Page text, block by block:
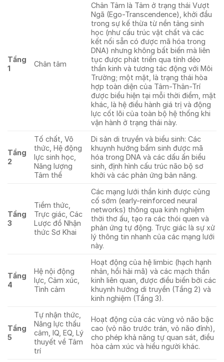
Tầng
1
Chân tâm
Chân Tâm là Tâm ở trạng thái Vượt
Ngã (Ego-Transcendence), khởi đầu
trong sự kế thừa từ nền tảng sinh
học (như cấu trúc vật chất và các
kết nối sẵn có được mã hóa trong
DNA) nhưng không bất biến mà liên
tục được phát triển qua tính dẻo
thần kinh và tương tác động với Môi
Trường; một mặt, là trạng thái hòa
hợp toàn diện của Tâm-Thân-Trí
được biểu hiện tại mỗi thời điểm, mặt
khác, là hệ điều hành giá trị và động
lực cốt lõi của toàn bộ hệ thống khi
vận hành ở trạng thái này.
Tầng
2
Tố chất, Vô
thức, Hệ động
lực sinh học,
Năng lượng
Tâm thể
Di sản di truyền và biểu sinh: Các
khuynh hướng bẩm sinh được mã
hóa trong DNA và các dấu ấn biểu
sinh, định hình cấu trúc não bộ sơ
khởi và các phản ứng bản năng.
Tầng
3
Tiềm thức,
Trực giác, Các
Lược đồ Nhận
thức Sơ Khai
Các mạng lưới thần kinh được củng
cố sớm (early-reinforced neural
networks) thông qua kinh nghiệm
thời thơ ấu, tạo ra các thói quen và
phản ứng tự động. Trực giác là sự xử
lý thông tin nhanh của các mạng lưới
này.
Tầng
4
Hệ nội động
lực, Cảm xúc,
Tình cảm
Hoạt động của hệ limbic (hạch hạnh
nhân, hồi hải mã) và các mạch thần
kinh liên quan, được điều biến bởi các
khuynh hướng di truyền (Tầng 2) và
kinh nghiệm (Tầng 3).
Tầng
5
Tự nhận thức,
Năng lực thấu
cảm, IQ, EQ, Lý
thuyết về Tâm
trí
Hoạt động của các vùng vỏ não bậc
cao (vỏ não trước trán, vỏ não đỉnh),
cho phép khả năng tự quan sát, điều
hòa cảm xúc và hiểu người khác.